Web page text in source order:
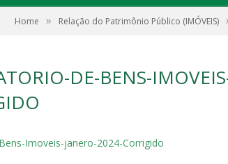
Home » Relação do Patrimônio Público (IMÓVEIS)
DE-BENS-
Imoveis-janero-2024-Corrigido